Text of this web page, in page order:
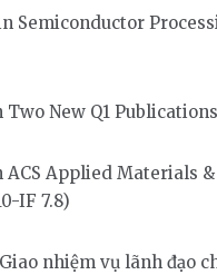
Semiconductor
New Q1 Publications
ACS Applied Materials &
IF 7.8)
nhiệm vụ lãnh đạo